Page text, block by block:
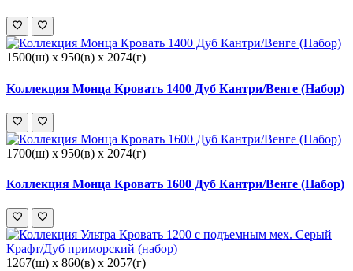
1500(ш) x 950(в) x 2074(г)
Коллекция Монца Кровать 1400 Дуб Кантри/Венге (Набор)
1700(ш) x 950(в) x 2074(г)
Коллекция Монца Кровать 1600 Дуб Кантри/Венге (Набор)
1267(ш) x 860(в) x 2057(г)